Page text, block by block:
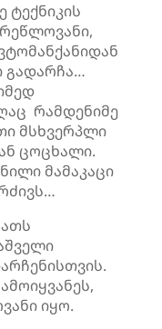
ტექნიკის
გადარჩა…
რამდენიმე
მსხვერპლი
ცოცხალი.
მამაკაცი
იყო.